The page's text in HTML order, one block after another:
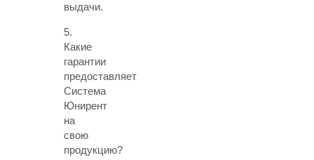
выдачи.
5.
Какие
гарантии
предоставляет
Система
Юнирент
на
свою
продукцию?